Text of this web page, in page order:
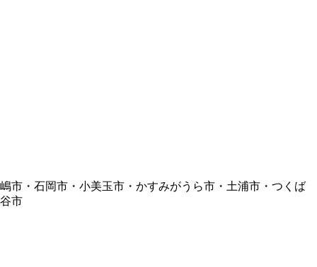
市・石岡市・小美玉市・かすみがうら市・土浦市・つくば
市